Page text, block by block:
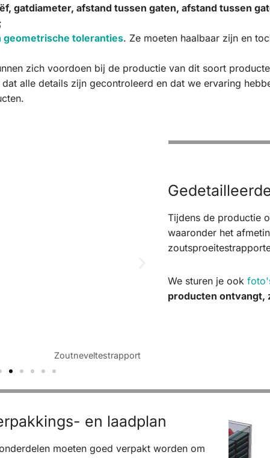
gatdiameter, afstand tussen gaten, afstand tussen
geometrische toleranties. Ze moeten haalbaar zijn en
zich voordoen bij de productie van dit soort
alle details zijn gecontroleerd en dat we ervaring
Tijdens de productie
waaronder het
We sturen je ook
producten ontvangt,
en laadplan
moeten goed verpakt worden om